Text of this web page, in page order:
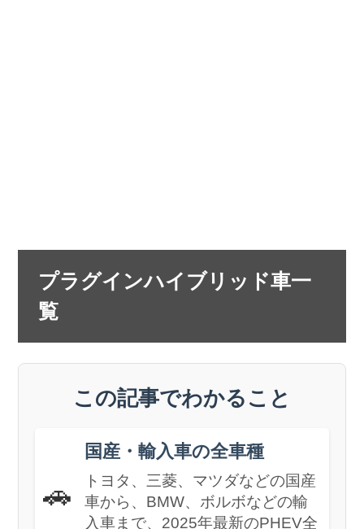
プラグインハイブリッド車一
覧
この記事でわかること
🚗
国産・輸入車の全車種
トヨタ、三菱、マツダなどの国産
車から、BMW、ボルボなどの輸
入車まで、2025年最新のPHEV全